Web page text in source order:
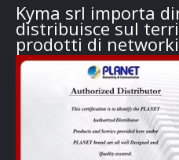
Kyma srl importa
distribuisce sul
prodotti di